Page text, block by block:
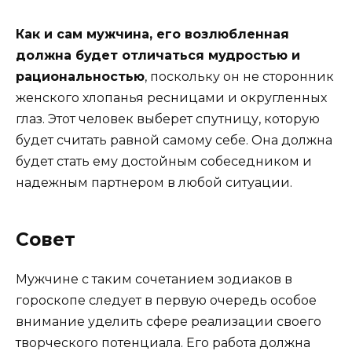
Как и сам мужчина, его возлюбленная
должна будет отличаться мудростью и
рациональностью, поскольку он не сторонник
женского хлопанья ресницами и округленных
глаз. Этот человек выберет спутницу, которую
будет считать равной самому себе. Она должна
будет стать ему достойным собеседником и
надежным партнером в любой ситуации.
Совет
Мужчине с таким сочетанием зодиаков в
гороскопе следует в первую очередь особое
внимание уделить сфере реализации своего
творческого потенциала. Его работа должна